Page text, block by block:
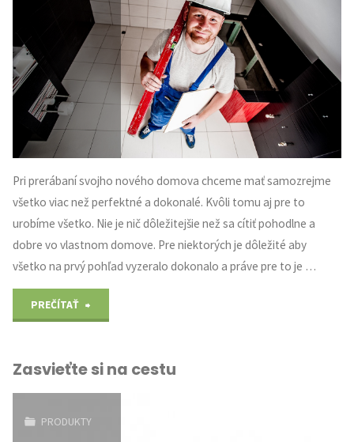
Pri prerábaní svojho nového domova chceme mať samozrejme
všetko viac než perfektné a dokonalé. Kvôli tomu aj pre to
urobíme všetko. Nie je nič dôležitejšie než sa cítiť pohodlne a
dobre vo vlastnom domove. Pre niektorých je dôležité aby
všetko na prvý pohľad vyzeralo dokonalo a práve pre to je …
PREČÍTAŤ
tým
Zasvieťte si na cestu
PRODUKTY